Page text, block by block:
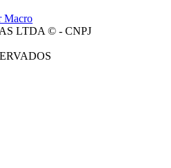
Macro
LTDA © - CNPJ